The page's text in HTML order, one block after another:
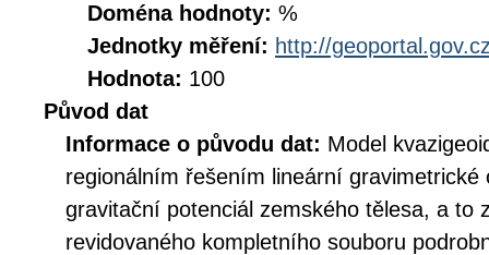
Doména hodnoty: %
Jednotky měření: http://
Hodnota: 100
Původ dat
Informace o původu dat: Model
regionálním řešením lineární gravimetrické
gravitační potenciál zemského tělesa, a to
revidovaného kompletního souboru